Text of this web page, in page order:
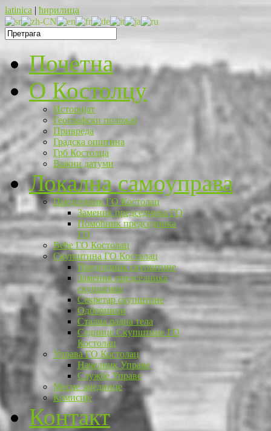
latinica | ћирилица
Почетна
O Костолцу
Историјат
Географски положај
Привреда
Градска општина
Грб Костолца
Важни датуми
Локална самоуправа
Председник ГО Костолац
Заменик председника ГО
Помоћник председника
ГО
Веће ГО Костолац
Скупштина ГО Костолац
Председник скупштине
Заменик председника
скупштине
Секретар скупштине
Одборници
Стална радна тела
Седнице Скупштине ГО
Костолац
Управа ГО Костолац
Начелник Управе
Службе Управе
Месне заједнице
Комисије
Контакт